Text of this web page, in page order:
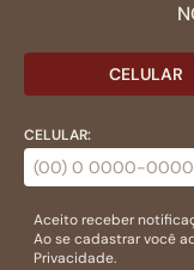
CELULAR
CELULAR:
Aceito receber
Ao se cadastrar você
Privacidade.